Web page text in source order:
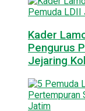
Kader
Pengurus
Jejaring